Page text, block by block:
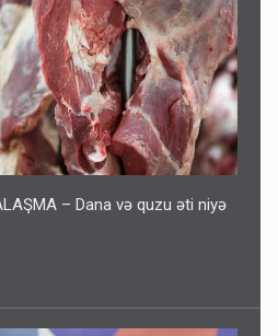
– Dana və quzu əti niyə